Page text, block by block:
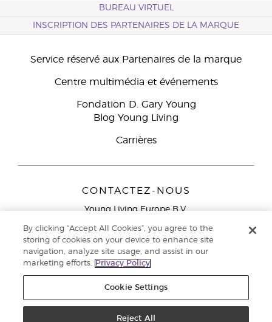
BUREAU VIRTUEL
INSCRIPTION DES PARTENAIRES DE LA MARQUE
Service réservé aux Partenaires de la marque
Centre multimédia et événements
Fondation D. Gary Young
Blog Young Living
Carrières
CONTACTEZ-NOUS
Young Living Europe B.V.
9727 AJ Groningen
Service réservé aux Partenaires de la marque
791
Politique de confidentialité
By clicking “Accept All Cookies”, you agree to the
storing of cookies on your device to enhance site
navigation, analyze site usage, and assist in our
marketing efforts.
Privacy Policy
Cookie Settings
Reject All